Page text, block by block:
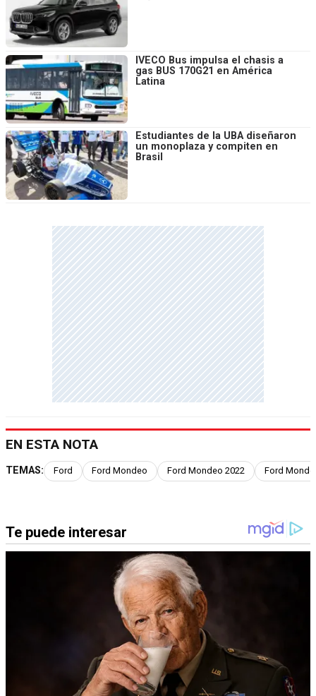
IVECO Bus impulsa el chasis a
gas BUS 170G21 en América
Latina
Estudiantes de la UBA diseñaron
un monoplaza y compiten en
Brasil
EN ESTA NOTA
TEMAS: Ford Ford Mondeo Ford Mondeo 2022 Ford